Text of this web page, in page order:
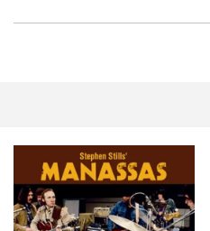
スコーピオンズ / 2024年6月15
マネスキン / 2024年6月9日 ドイ
リアム・ギャラガー / 2024年6月
全収録！
*NEW RELEASE (最新約3ヶ月)
メガデス / 2023年8月4日 ドイツ